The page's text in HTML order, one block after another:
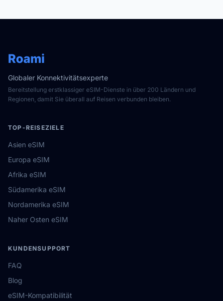
Roami
Globaler Konnektivitätsexperte
Bereitstellung erstklassiger eSIM-Dienste in über 200 Ländern und
Regionen, damit Sie überall auf Reisen verbunden bleiben.
TOP-REISEZIELE
Asien eSIM
Europa eSIM
Afrika eSIM
Südamerika eSIM
Nordamerika eSIM
Naher Osten eSIM
KUNDENSUPPORT
FAQ
Blog
eSIM-Kompatibilität